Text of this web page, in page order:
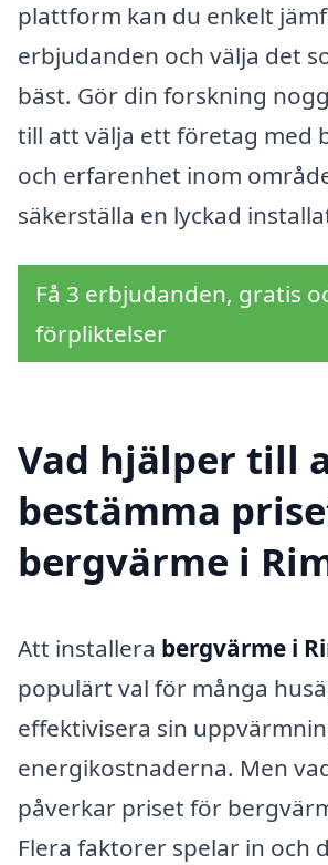
plattform kan du enkelt
erbjudanden och välja det
bäst. Gör din forskning
till att välja ett företag med
och erfarenhet inom
säkerställa en lyckad
Få 3 erbjudanden, gratis
förpliktelser
Vad hjälper till
bestämma
bergvärme i
Att installera bergvärme i
populärt val för många
effektivisera sin
energikostnaderna. Men
påverkar priset för
Flera faktorer spelar in och